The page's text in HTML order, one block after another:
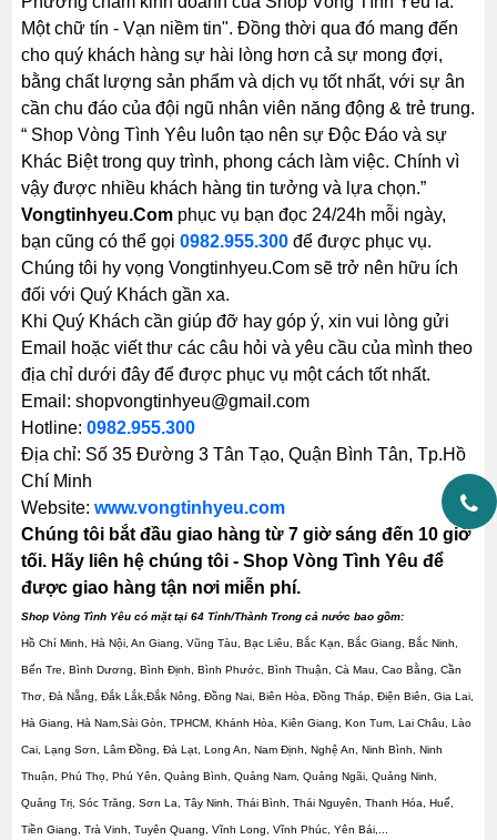
Một chữ tín - Vạn niềm tin". Đồng thời qua đó mang đến
cho quý khách hàng sự hài lòng hơn cả sự mong đợi,
bằng chất lượng sản phẩm và dịch vụ tốt nhất, với sự ân
cần chu đáo của đội ngũ nhân viên năng động & trẻ trung.
“ Shop Vòng Tình Yêu luôn tạo nên sự Độc Đáo và sự
Khác Biệt trong quy trình, phong cách làm việc. Chính vì
vậy được nhiều khách hàng tin tưởng và lựa chọn.”
Vongtinhyeu.Com phục vụ bạn đọc 24/24h mỗi ngày,
bạn cũng có thể gọi0982.955.300 để được phục vụ.
Chúng tôi hy vọng Vongtinhyeu.Com sẽ trở nên hữu ích
đối với Quý Khách gần xa.
Khi Quý Khách cần giúp đỡ hay góp ý, xin vui lòng gửi
Email hoặc viết thư các câu hỏi và yêu cầu của mình theo
địa chỉ dưới đây để được phục vụ một cách tốt nhất.
Email: shopvongtinhyeu@gmail.com
Hotline:0982.955.300
Địa chỉ: Số 35 Đường 3 Tân Tạo, Quận Bình Tân, Tp.Hồ
Chí Minh
Website: www.vongtinhyeu.com
Chúng tôi bắt đầu giao hàng từ 7 giờ sáng đến 10 giờ
tối. Hãy liên hệ chúng tôi - Shop Vòng Tình Yêu để
được giao hàng tận nơi miễn phí.
Shop Vòng Tình Yêu có mặt tại 64 Tỉnh/Thành Trong cả nước bao gồm:
Hồ Chí Minh, Hà Nội, An Giang, Vũng Tàu, Bạc Liêu, Bắc Kạn, Bắc Giang, Bắc Ninh,
Bến Tre, Bình Dương, Bình Định, Bình Phước, Bình Thuận, Cà Mau, Cao Bằng, Cần
Thơ, Đà Nẵng, Đắk Lắk,Đắk Nông, Đồng Nai, Biên Hòa, Đồng Tháp, Điện Biên, Gia Lai,
Hà Giang, Hà Nam,Sài Gòn, TPHCM, Khánh Hòa, Kiên Giang, Kon Tum, Lai Châu, Lào
Cai, Lạng Sơn, Lâm Đồng, Đà Lạt, Long An, Nam Định, Nghệ An, Ninh Bình, Ninh
Thuận, Phú Thọ, Phú Yên, Quảng Bình, Quảng Nam, Quảng Ngãi, Quảng Ninh,
Quảng Trị, Sóc Trăng, Sơn La, Tây Ninh, Thái Bình, Thái Nguyên, Thanh Hóa, Huế,
Tiền Giang, Trà Vinh, Tuyên Quang, Vĩnh Long, Vĩnh Phúc, Yên Bái,...